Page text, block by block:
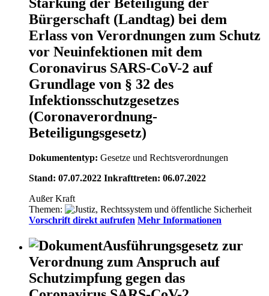
Bürgerschaft (Landtag) bei dem
Erlass von Verordnungen zum Schutz
vor Neuinfektionen mit dem
Coronavirus SARS-CoV-2 auf
Grundlage von § 32 des
Infektionsschutzgesetzes
(Coronaverordnung-
Beteiligungsgesetz)
Dokumententyp: Gesetze und Rechtsverordnungen
Stand: 07.07.2022 Inkrafttreten: 06.07.2022
Außer Kraft
Themen:
Vorschrift direkt aufrufen Mehr Informationen
Ausführungsgesetz zur
Verordnung zum Anspruch auf
Schutzimpfung gegen das